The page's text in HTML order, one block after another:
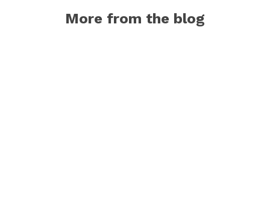
More from the blog